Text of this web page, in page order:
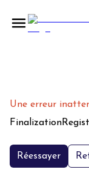
Une erreur
Réessayer